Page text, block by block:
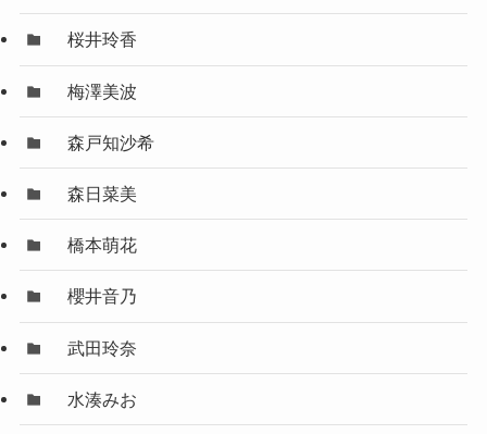
桜井玲香
梅澤美波
森戸知沙希
森日菜美
橋本萌花
櫻井音乃
武田玲奈
水湊みお